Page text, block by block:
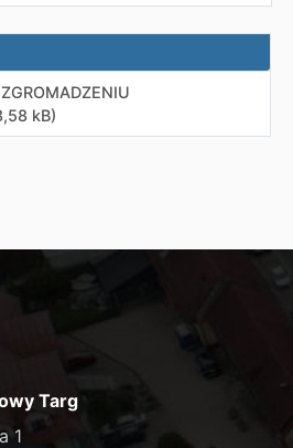
kB)
Targ
1